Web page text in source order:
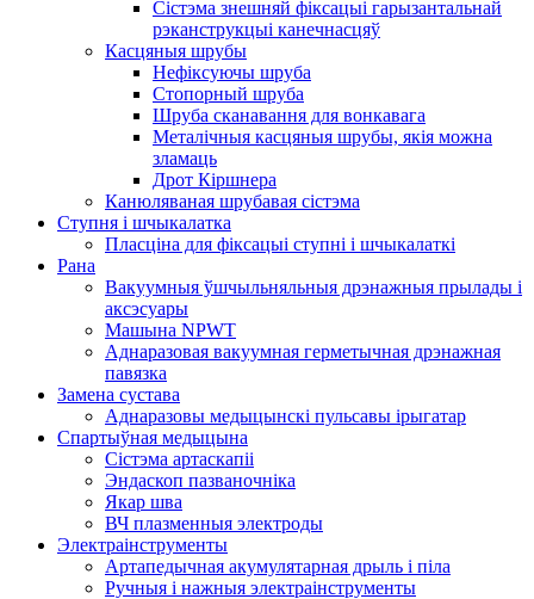
Сістэма знешняй фіксацыі гарызантальнай
рэканструкцыі канечнасцяў
Касцяныя шрубы
Нефіксуючы шруба
Стопорный шруба
Шруба сканавання для вонкавага
Металічныя касцяныя шрубы, якія можна
зламаць
Дрот Кіршнера
Канюляваная шрубавая сістэма
Ступня і шчыкалатка
Пласціна для фіксацыі ступні і шчыкалаткі
Рана
Вакуумныя ўшчыльняльныя дрэнажныя прылады і
аксэсуары
Машына NPWT
Аднаразовая вакуумная герметычная дрэнажная
павязка
Замена сустава
Аднаразовы медыцынскі пульсавы ірыгатар
Спартыўная медыцына
Сістэма артаскапіі
Эндаскоп пазваночніка
Якар шва
ВЧ плазменныя электроды
Электраінструменты
Артапедычная акумулятарная дрыль і піла
Ручныя і нажныя электраінструменты